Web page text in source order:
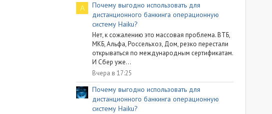
A
Почему выгодно использовать для
дистанционного банкинга операционную
систему Haiku?
Нет, к сожалению это массовая проблема. ВТБ,
МКБ, Альфа, Россельхоз, Дом, резко перестали
открываться по международным сертификатам.
И Сбер уже...
Вчера в 17:25
Почему выгодно использовать для
дистанционного банкинга операционную
систему Haiku?